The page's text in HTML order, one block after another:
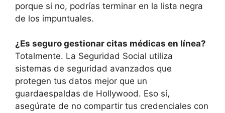
porque si no, podrías terminar en la lista negra
de los impuntuales.
¿Es seguro gestionar citas médicas en línea?
Totalmente. La Seguridad Social utiliza
sistemas de seguridad avanzados que
protegen tus datos mejor que un
guardaespaldas de Hollywood. Eso sí,
asegúrate de no compartir tus credenciales con